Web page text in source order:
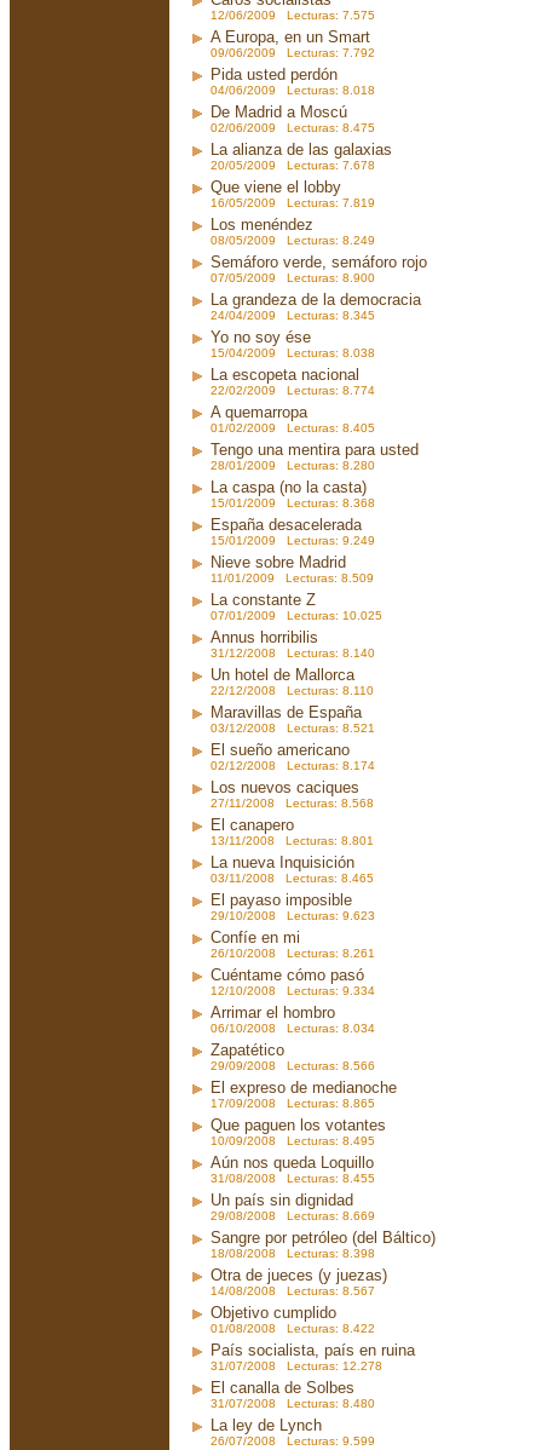
12/06/2009 Lecturas: 7.575
A Europa, en un Smart
09/06/2009 Lecturas: 7.792
Pida usted perdón
04/06/2009 Lecturas: 8.018
De Madrid a Moscú
02/06/2009 Lecturas: 8.475
La alianza de las galaxias
20/05/2009 Lecturas: 7.678
Que viene el lobby
16/05/2009 Lecturas: 7.819
Los menéndez
08/05/2009 Lecturas: 8.249
Semáforo verde, semáforo rojo
07/05/2009 Lecturas: 8.900
La grandeza de la democracia
24/04/2009 Lecturas: 8.345
Yo no soy ése
15/04/2009 Lecturas: 8.038
La escopeta nacional
22/02/2009 Lecturas: 8.774
A quemarropa
01/02/2009 Lecturas: 8.405
Tengo una mentira para usted
28/01/2009 Lecturas: 8.280
La caspa (no la casta)
15/01/2009 Lecturas: 8.368
España desacelerada
15/01/2009 Lecturas: 9.249
Nieve sobre Madrid
11/01/2009 Lecturas: 8.509
La constante Z
07/01/2009 Lecturas: 10.025
Annus horribilis
31/12/2008 Lecturas: 8.140
Un hotel de Mallorca
22/12/2008 Lecturas: 8.110
Maravillas de España
03/12/2008 Lecturas: 8.521
El sueño americano
02/12/2008 Lecturas: 8.174
Los nuevos caciques
27/11/2008 Lecturas: 8.568
El canapero
13/11/2008 Lecturas: 8.801
La nueva Inquisición
03/11/2008 Lecturas: 8.465
El payaso imposible
29/10/2008 Lecturas: 9.623
Confíe en mi
26/10/2008 Lecturas: 8.261
Cuéntame cómo pasó
12/10/2008 Lecturas: 9.334
Arrimar el hombro
06/10/2008 Lecturas: 8.034
Zapatético
29/09/2008 Lecturas: 8.566
El expreso de medianoche
17/09/2008 Lecturas: 8.865
Que paguen los votantes
10/09/2008 Lecturas: 8.495
Aún nos queda Loquillo
31/08/2008 Lecturas: 8.455
Un país sin dignidad
29/08/2008 Lecturas: 8.669
Sangre por petróleo (del Báltico)
18/08/2008 Lecturas: 8.398
Otra de jueces (y juezas)
14/08/2008 Lecturas: 8.567
Objetivo cumplido
01/08/2008 Lecturas: 8.422
País socialista, país en ruina
31/07/2008 Lecturas: 12.278
El canalla de Solbes
31/07/2008 Lecturas: 8.480
La ley de Lynch
26/07/2008 Lecturas: 9.599